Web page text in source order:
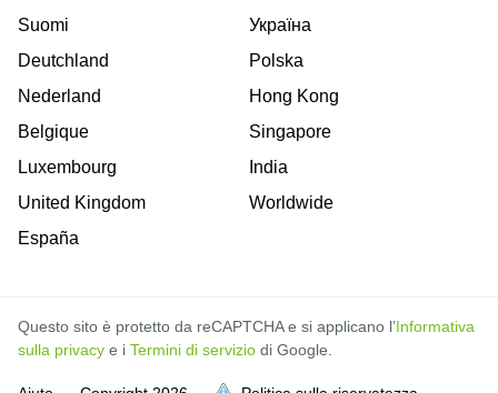
Suomi
Deutchland
Nederland
Belgique
Luxembourg
United Kingdom
España
Україна
Polska
Hong Kong
Singapore
India
Worldwide
Questo sito è protetto da reCAPTCHA e si applicano l’Informativa
sulla privacy e i Termini di servizio di Google.